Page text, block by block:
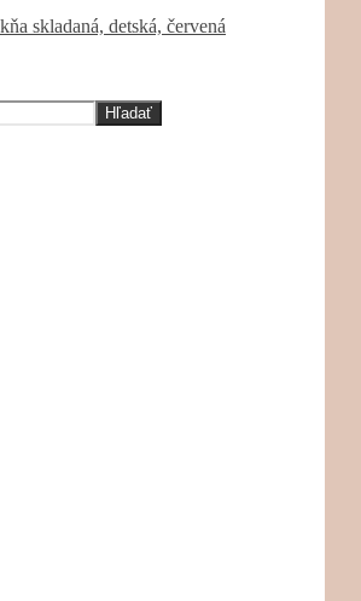
skladaná, detská, červená
Hľadať